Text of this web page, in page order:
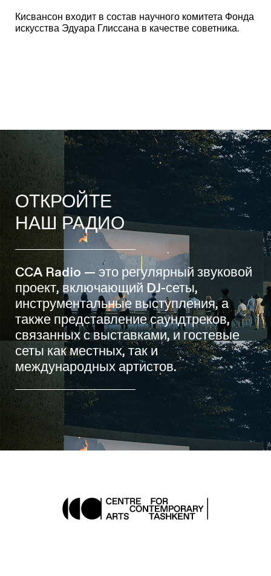
Кисвансон входит в состав научного комитета Фонда
искусства Эдуара Глиссана в качестве советника.
ОТКРОЙТЕ
НАШ РАДИО
CCA Radio — это регулярный звуковой
проект, включающий DJ-сеты,
инструментальные выступления, а
также представление саундтреков,
связанных с выставками, и гостевые
сеты как местных, так и
международных артистов.